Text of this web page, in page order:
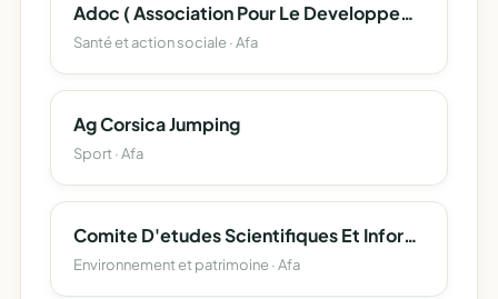
Adoc ( Association Pour Le Developpement De L'oncologie En Corse )
Santé et action sociale · Afa
Ag Corsica Jumping
Sport · Afa
Comite D'etudes Scientifiques Et Informatiques De La Toponymie Corse (Cesit-Corsica)
Environnement et patrimoine · Afa